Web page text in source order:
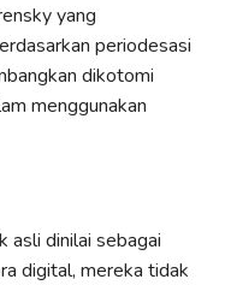
yang
periodesasi
dikotomi
menggunakan
asli dinilai sebagai
digital, mereka tidak